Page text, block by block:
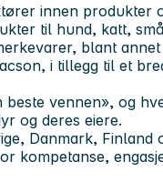
innen produkter
til hund, katt,
blant
i tillegg til et
vennen», og
og deres eiere.
Danmark, Finland
kompetanse,